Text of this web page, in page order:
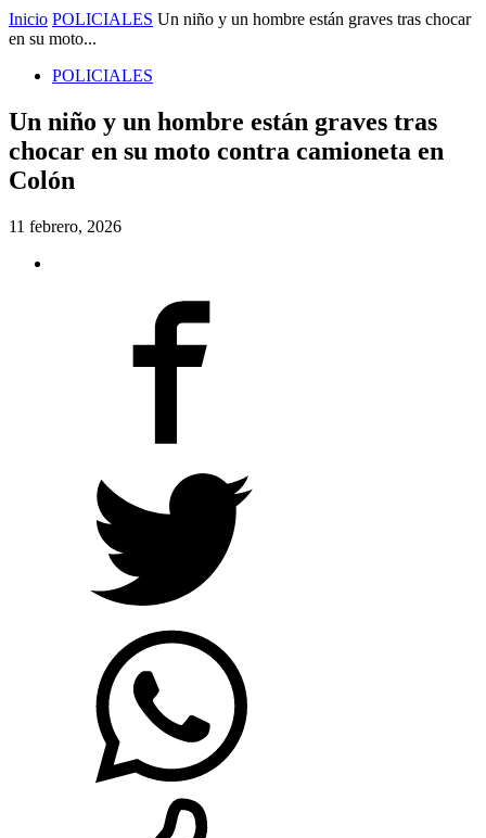
Inicio POLICIALES Un niño y un hombre están graves tras chocar
en su moto...
POLICIALES
Un niño y un hombre están graves tras
chocar en su moto contra camioneta en
Colón
11 febrero, 2026